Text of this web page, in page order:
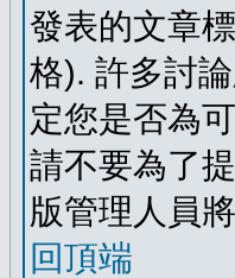
發表的文章
格). 許多討
定您是否為
請不要為了
版管理人員
回頂端